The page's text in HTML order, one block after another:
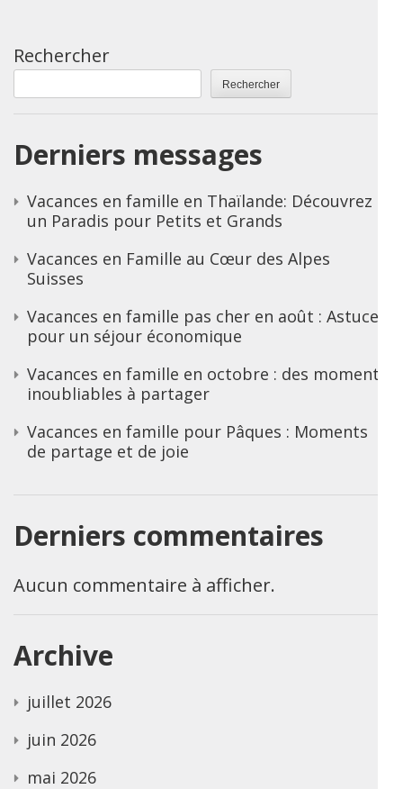
Rechercher
Rechercher
Derniers messages
Vacances en famille en Thaïlande: Découvrez
un Paradis pour Petits et Grands
Vacances en Famille au Cœur des Alpes
Suisses
Vacances en famille pas cher en août : Astuces
pour un séjour économique
Vacances en famille en octobre : des moments
inoubliables à partager
Vacances en famille pour Pâques : Moments
de partage et de joie
Derniers commentaires
Aucun commentaire à afficher.
Archive
juillet 2026
juin 2026
mai 2026